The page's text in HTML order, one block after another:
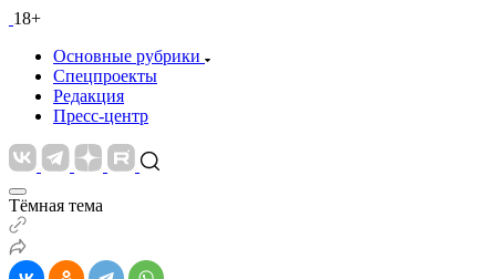
18+
Основные рубрики
Спецпроекты
Редакция
Пресс-центр
Тёмная тема